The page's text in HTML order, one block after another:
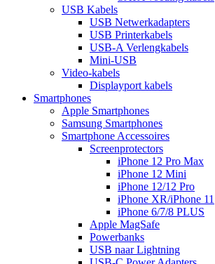
USB Kabels
USB Netwerkadapters
USB Printerkabels
USB-A Verlengkabels
Mini-USB
Video-kabels
Displayport kabels
Smartphones
Apple Smartphones
Samsung Smartphones
Smartphone Accessoires
Screenprotectors
iPhone 12 Pro Max
iPhone 12 Mini
iPhone 12/12 Pro
iPhone XR/iPhone 11
iPhone 6/7/8 PLUS
Apple MagSafe
Powerbanks
USB naar Lightning